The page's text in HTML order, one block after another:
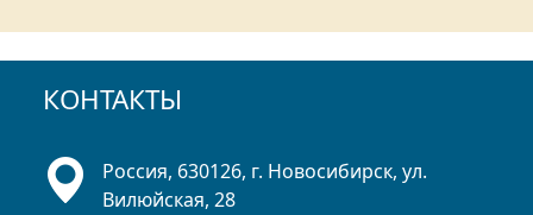
КОНТАКТЫ
Россия, 630126, г. Новосибирск, ул.
Вилюйская, 28